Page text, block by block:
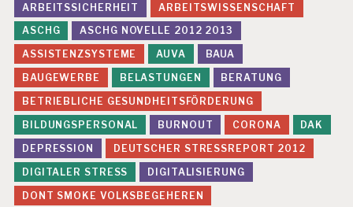
F
E
H
L
B
E
A
N
S
P
R
U
C
ARBEITSSICHERHEIT
ARBEITSWISSENSCHAFT
ASCHG
ASCHG NOVELLE 2012 2013
ASSISTENZSYSTEME
AUVA
BAUA
BAUGEWERBE
BELASTUNGEN
BERATUNG
BETRIEBLICHE GESUNDHEITSFÖRDERUNG
BILDUNGSPERSONAL
BURNOUT CORONA
DAK
DEPRESSION
DEUTSCHER STRESSREPORT 2012
DIGITALER STRESS
DIGITALISIERUNG
DONT SMOKE VOLKSBEGEHEREN